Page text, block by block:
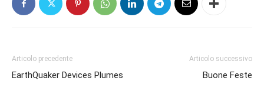
Articolo precedente
EarthQuaker Devices Plumes
Articolo successivo
Buone Feste